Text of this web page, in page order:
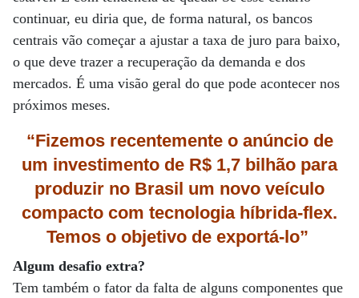
continuar, eu diria que, de forma natural, os bancos
centrais vão começar a ajustar a taxa de juro para baixo,
o que deve trazer a recuperação da demanda e dos
mercados. É uma visão geral do que pode acontecer nos
próximos meses.
“Fizemos recentemente o anúncio de
um investimento de R$ 1,7 bilhão para
produzir no Brasil um novo veículo
compacto com tecnologia híbrida-flex.
Temos o objetivo de exportá-lo”
Algum desafio extra?
Tem também o fator da falta de alguns componentes que